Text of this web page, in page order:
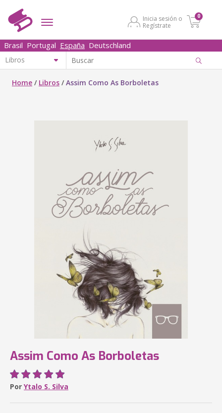
Inicia sesión o
Regístrate
0
Brasil Portugal España Deutschland
Home / Libros /Assim Como As Borboletas
Assim Como As Borboletas
Por Ytalo S. Silva